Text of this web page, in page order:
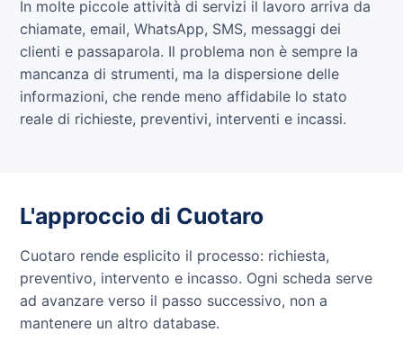
In molte piccole attività di servizi il lavoro arriva da
chiamate, email, WhatsApp, SMS, messaggi dei
clienti e passaparola. Il problema non è sempre la
mancanza di strumenti, ma la dispersione delle
informazioni, che rende meno affidabile lo stato
reale di richieste, preventivi, interventi e incassi.
L'approccio di Cuotaro
Cuotaro rende esplicito il processo: richiesta,
preventivo, intervento e incasso. Ogni scheda serve
ad avanzare verso il passo successivo, non a
mantenere un altro database.